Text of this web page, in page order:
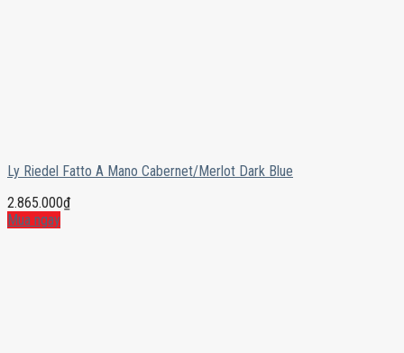
Ly Riedel Fatto A Mano Cabernet/Merlot Dark Blue
2.865.000₫
Mua ngay